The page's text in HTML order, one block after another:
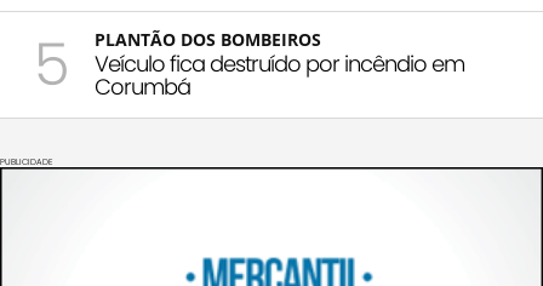
5 PLANTÃO DOS BOMBEIROS
Veículo fica destruído por incêndio em
Corumbá
PUBLICIDADE